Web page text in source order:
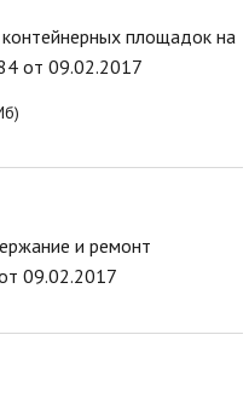
площадок на
от 09.02.2017
и ремонт
09.02.2017